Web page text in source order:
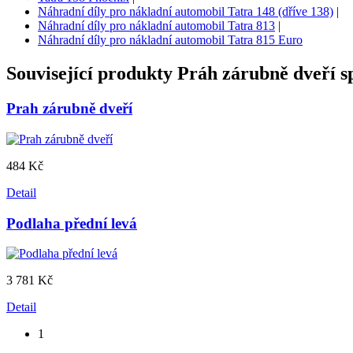
Náhradní díly pro nákladní automobil Tatra 148 (dříve 138) |
Náhradní díly pro nákladní automobil Tatra 813 |
Náhradní díly pro nákladní automobil Tatra 815 Euro
Související produkty Práh zárubně dveří
Prah zárubně dveří
484 Kč
Detail
Podlaha přední levá
3 781 Kč
Detail
1